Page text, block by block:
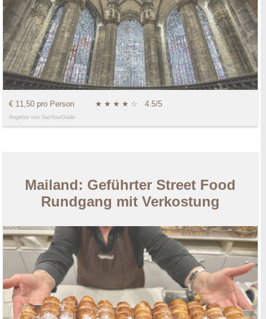
€ 11,50 pro Person ★ ★ ★ ★ ☆ 4.5/5
Angebot von GetYourGuide
Mailand: Geführter Street Food
Rundgang mit Verkostung